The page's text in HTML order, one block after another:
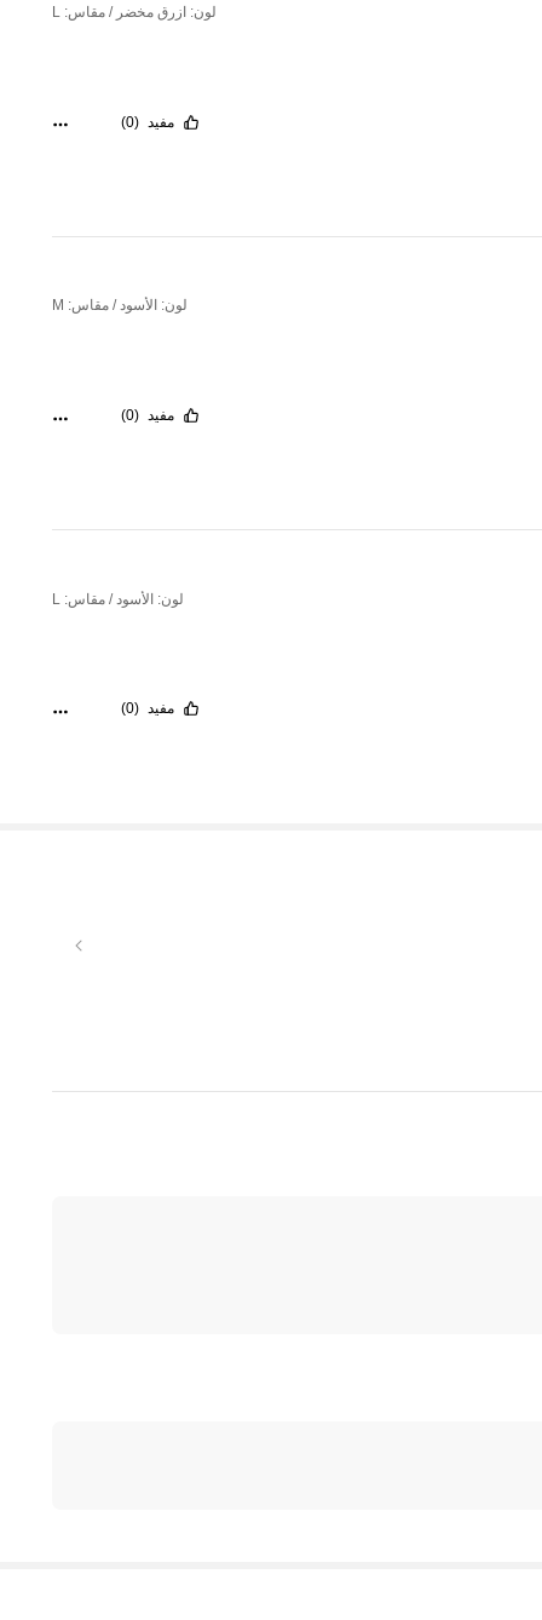
لون: ازرق مخضر / مقاس: L
مفيد (0)
لون: الأسود / مقاس: M
مفيد (0)
لون: الأسود / مقاس: L
مفيد (0)